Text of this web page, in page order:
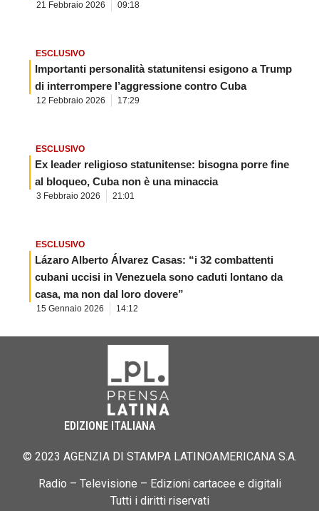
21 Febbraio 2026 09:18
ESCLUSIVO
Importanti personalità statunitensi esigono a Trump
di interrompere l’aggressione contro Cuba
12 Febbraio 2026 17:29
ESCLUSIVO
Ex leader religioso statunitense: bisogna porre fine
al bloqueo, Cuba non è una minaccia
3 Febbraio 2026 21:01
ESCLUSIVO
Lázaro Alberto Álvarez Casas: “i 32 combattenti
cubani uccisi in Venezuela sono caduti lontano da
casa, ma non dal loro dovere”
15 Gennaio 2026 14:12
EDIZIONE ITALIANA
© 2023 AGENZIA DI STAMPA LATINOAMERICANA S.A.
Radio – Televisione – Edizioni cartacee e digitali
Tutti i diritti riservati